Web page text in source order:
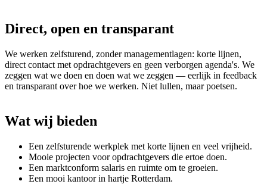
Direct, open en transparant
We werken zelfsturend, zonder managementlagen: korte lijnen,
direct contact met opdrachtgevers en geen verborgen agenda's. We
zeggen wat we doen en doen wat we zeggen — eerlijk in feedback
en transparant over hoe we werken. Niet lullen, maar poetsen.
Wat wij bieden
Een zelfsturende werkplek met korte lijnen en veel vrijheid.
Mooie projecten voor opdrachtgevers die ertoe doen.
Een marktconform salaris en ruimte om te groeien.
Een mooi kantoor in hartje Rotterdam.